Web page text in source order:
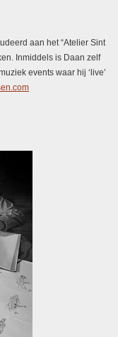
aan het “Atelier Sint
Inmiddels is Daan zelf
events waar hij ‘live’